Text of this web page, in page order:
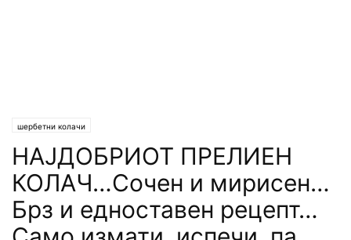
шербетни колачи
НАЈДОБРИОТ ПРЕЛИЕН
КОЛАЧ…Сочен и мирисен…
Брз и едноставен рецепт…